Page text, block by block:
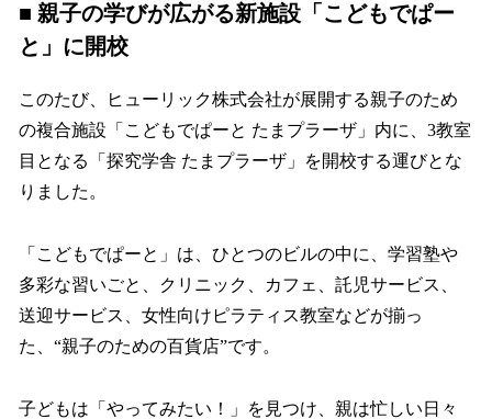
■ 親子の学びが広がる新施設「こどもでぱー
と」に開校
このたび、ヒューリック株式会社が展開する親子のため
の複合施設「こどもでぱーと たまプラーザ」内に、3教室
目となる「探究学舎 たまプラーザ」を開校する運びとな
りました。
「こどもでぱーと」は、ひとつのビルの中に、学習塾や
多彩な習いごと、クリニック、カフェ、託児サービス、
送迎サービス、女性向けピラティス教室などが揃っ
た、“親子のための百貨店”です。
子どもは「やってみたい！」を見つけ、親は忙しい日々